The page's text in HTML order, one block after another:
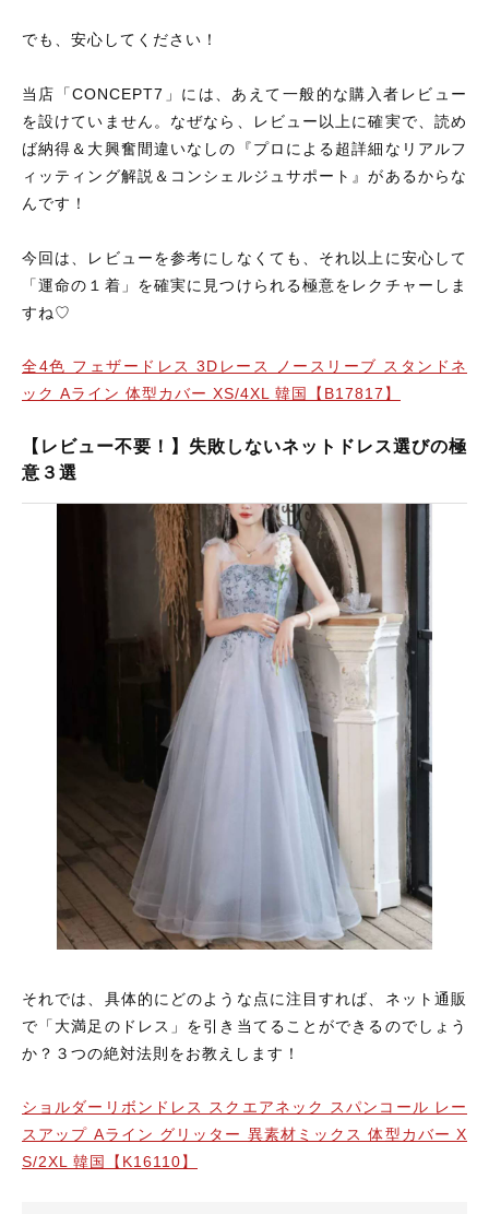
でも、安心してください！
当店「CONCEPT7」には、あえて一般的な購入者レビュー
を設けていません。なぜなら、レビュー以上に確実で、読め
ば納得＆大興奮間違いなしの『プロによる超詳細なリアルフ
ィッティング解説＆コンシェルジュサポート』があるからな
んです！
今回は、レビューを参考にしなくても、それ以上に安心して
「運命の１着」を確実に見つけられる極意をレクチャーしま
すね♡
全4色 フェザードレス 3Dレース ノースリーブ スタンドネ
ック Aライン 体型カバー XS/4XL 韓国【B17817】
【レビュー不要！】失敗しないネットドレス選びの極
意３選
それでは、具体的にどのような点に注目すれば、ネット通販
で「大満足のドレス」を引き当てることができるのでしょう
か？３つの絶対法則をお教えします！
ショルダーリボンドレス スクエアネック スパンコール レー
スアップ Aライン グリッター 異素材ミックス 体型カバー X
S/2XL 韓国【K16110】